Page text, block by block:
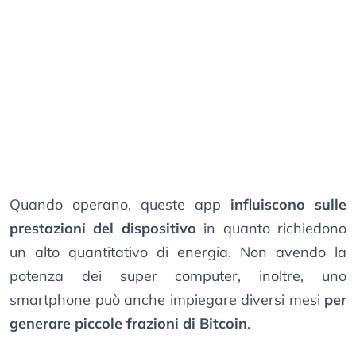
Quando operano, queste app influiscono sulle
prestazioni del dispositivo in quanto richiedono
un alto quantitativo di energia. Non avendo la
potenza dei super computer, inoltre, uno
smartphone può anche impiegare diversi mesi per
generare piccole frazioni di Bitcoin.